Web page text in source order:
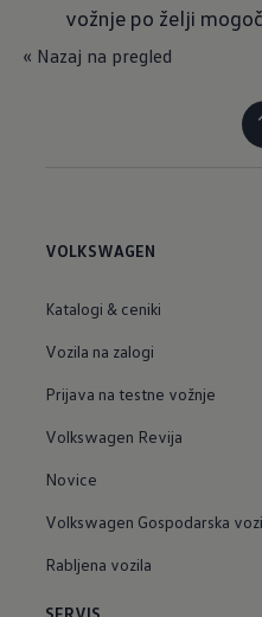
vožnje po želji
« Nazaj na pregled
VOLKSWAGEN
Katalogi & ceniki
Vozila na zalogi
Prijava na testne vožnje
Volkswagen Revija
Novice
Volkswagen Gospodarska
Rabljena vozila
SERVIS